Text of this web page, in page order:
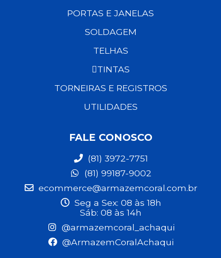
PORTAS E JANELAS
SOLDAGEM
TELHAS
TINTAS
TORNEIRAS E REGISTROS
UTILIDADES
FALE CONOSCO
(81) 3972-7751
(81) 99187-9002
ecommerce@armazemcoral.com.br
Seg a Sex: 08 às 18h
Sáb: 08 às 14h
@armazemcoral_achaqui
@ArmazemCoralAchaqui